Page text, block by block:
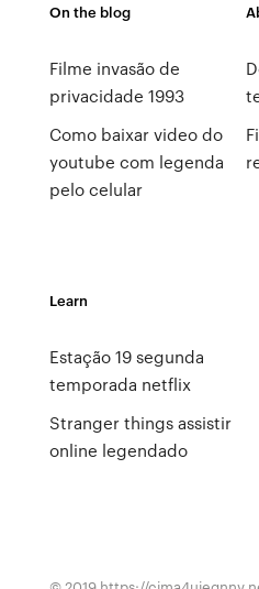
On the blog
Filme invasão de
privacidade 1993
Como baixar video do
youtube com legenda
pelo celular
Learn
Estação 19 segunda
temporada netflix
Stranger things assistir
online legendado